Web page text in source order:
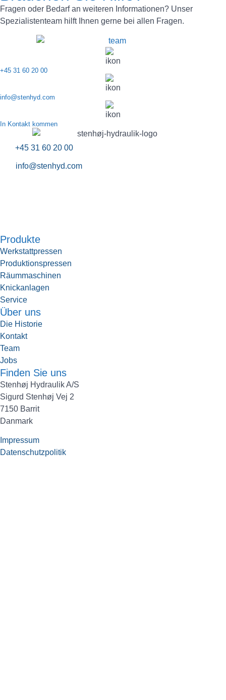
Fragen oder Bedarf an weiteren Informationen? Unser
Spezialistenteam hilft Ihnen gerne bei allen Fragen.
+45 31 60 20 00
info@stenhyd.com
In Kontakt kommen
+45 31 60 20 00
info@stenhyd.com
Produkte
Werkstattpressen
Produktionspressen
Räummaschinen
Knickanlagen
Service
Über uns
Die Historie
Kontakt
Team
Jobs
Finden Sie uns
Stenhøj Hydraulik A/S
Sigurd Stenhøj Vej 2
7150 Barrit
Danmark
Impressum
Datenschutzpolitik